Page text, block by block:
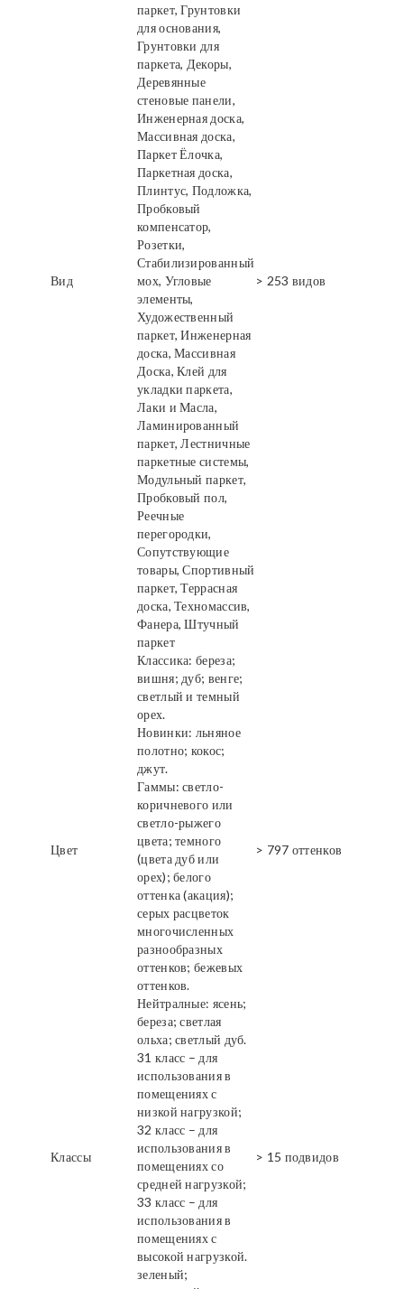
Вид
паркет, Грунтовки
для основания,
Грунтовки для
паркета, Декоры,
Деревянные
стеновые панели,
Инженерная доска,
Массивная доска,
Паркет Ёлочка,
Паркетная доска,
Плинтус, Подложка,
Пробковый
компенсатор,
Розетки,
Стабилизированный
мох, Угловые
элементы,
Художественный
паркет, Инженерная
доска, Массивная
Доска, Клей для
укладки паркета,
Лаки и Масла,
Ламинированный
паркет, Лестничные
паркетные системы,
Модульный паркет,
Пробковый пол,
Реечные
перегородки,
Сопутствующие
товары, Спортивный
паркет, Террасная
доска, Техномассив,
Фанера, Штучный
паркет
> 253 видов
Цвет
Классика: береза;
вишня; дуб; венге;
светлый и темный
орех.
Новинки: льняное
полотно; кокос;
джут.
Гаммы: светло-
коричневого или
светло-рыжего
цвета; темного
(цвета дуб или
орех); белого
оттенка (акация);
серых расцветок
многочисленных
разнообразных
оттенков; бежевых
оттенков.
Нейтралные: ясень;
береза; светлая
ольха; светлый дуб.
> 797 оттенков
Классы
31 класс – для
использования в
помещениях с
низкой нагрузкой;
32 класс – для
использования в
помещениях со
средней нагрузкой;
33 класс – для
использования в
помещениях с
высокой нагрузкой.
> 15 подвидов
зеленый;